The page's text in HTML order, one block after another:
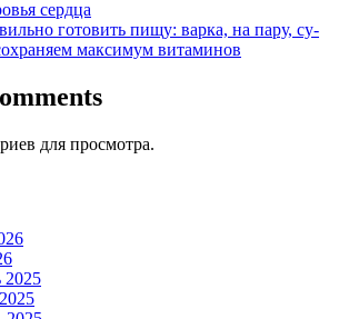
сердца
готовить пищу: варка, на пару, су-
максимум витаминов
для просмотра.
2025